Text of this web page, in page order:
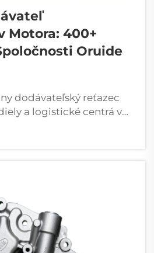
Motora: 400+
Oruide
dodávateľský reťazec
a logistické centrá v
(Severná Amerika, EÚ,
Globálna výrobná a